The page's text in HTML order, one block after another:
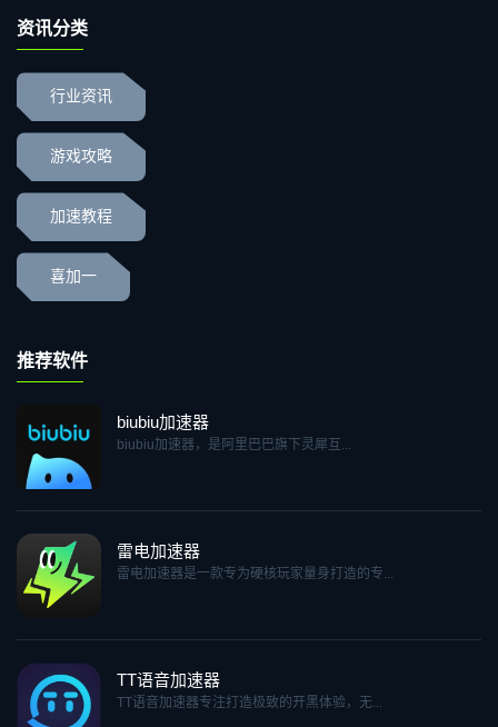
资讯分类
行业资讯
游戏攻略
加速教程
喜加一
推荐软件
biubiu加速器
biubiu加速器，是阿里巴巴旗下灵犀互...
雷电加速器
雷电加速器是一款专为硬核玩家量身打造的专...
TT语音加速器
TT语音加速器专注打造极致的开黑体验，无...